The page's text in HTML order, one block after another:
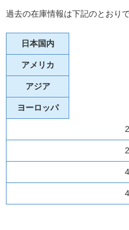
過去の在庫情報は下記のとおりで
日本国内
アメリカ
アジア
ヨーロッパ